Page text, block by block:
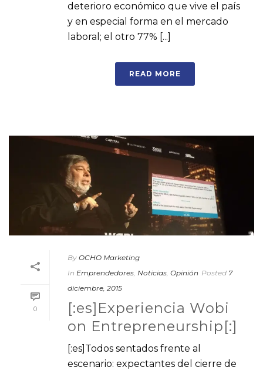
deterioro económico que vive el país
y en especial forma en el mercado
laboral; el otro 77% [...]
READ MORE
0
By OCHO Marketing
In Emprendedores, Noticias, Opinión Posted 7
diciembre, 2015
[:es]Experiencia Wobi
on Entrepreneurship[:]
[:es]Todos sentados frente al
escenario: expectantes del cierre de